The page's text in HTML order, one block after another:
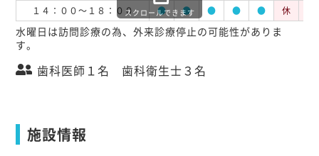
１４：００～１８：００
● ● ● ● ● 休
スクロールできます
水曜日は訪問診療の為、外来診療停止の可能性がありま
す。
歯科医師１名 歯科衛生士３名
施設情報